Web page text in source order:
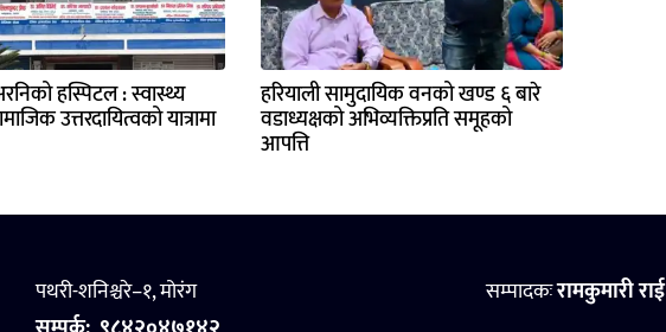
हस्पिटल : स्वास्थ्य
उत्तरदायित्वको यात्रामा
हरियाली सामुदायिक वनको खण्ड ६ बारे
वडाध्यक्षको अभिव्यक्तिप्रति समूहको
आपत्ति
पथरी-शनिश्चरे–१, मोरंग
सम्पादकःरामकुमारी राई